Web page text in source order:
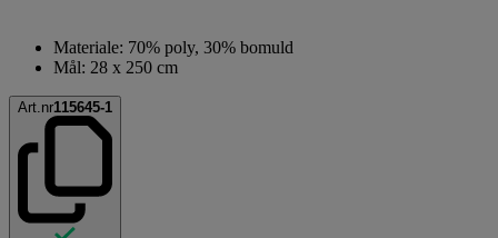
Materiale: 70% poly, 30% bomuld
Mål: 28 x 250 cm
Art.nr115645-1